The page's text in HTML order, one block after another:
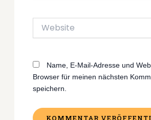
Name, E-Mail-Adresse und
Browser für meinen nächsten
speichern.